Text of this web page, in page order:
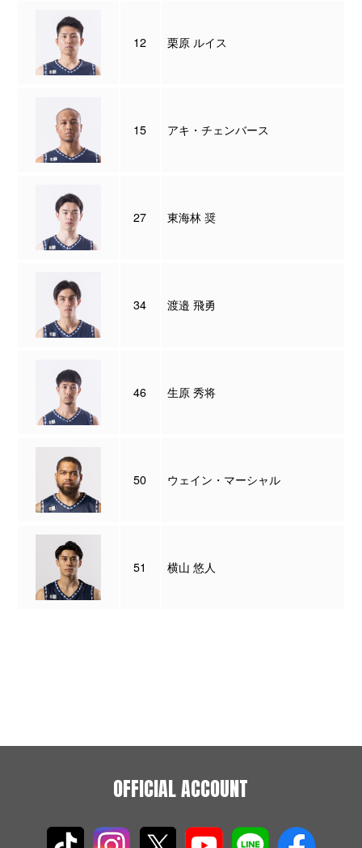
12 栗原 ルイス
15 アキ・チェンバース
27 東海林 奨
34 渡邉 飛勇
46 生原 秀将
50 ウェイン・マーシャル
51 横山 悠人
OFFICIAL ACCOUNT